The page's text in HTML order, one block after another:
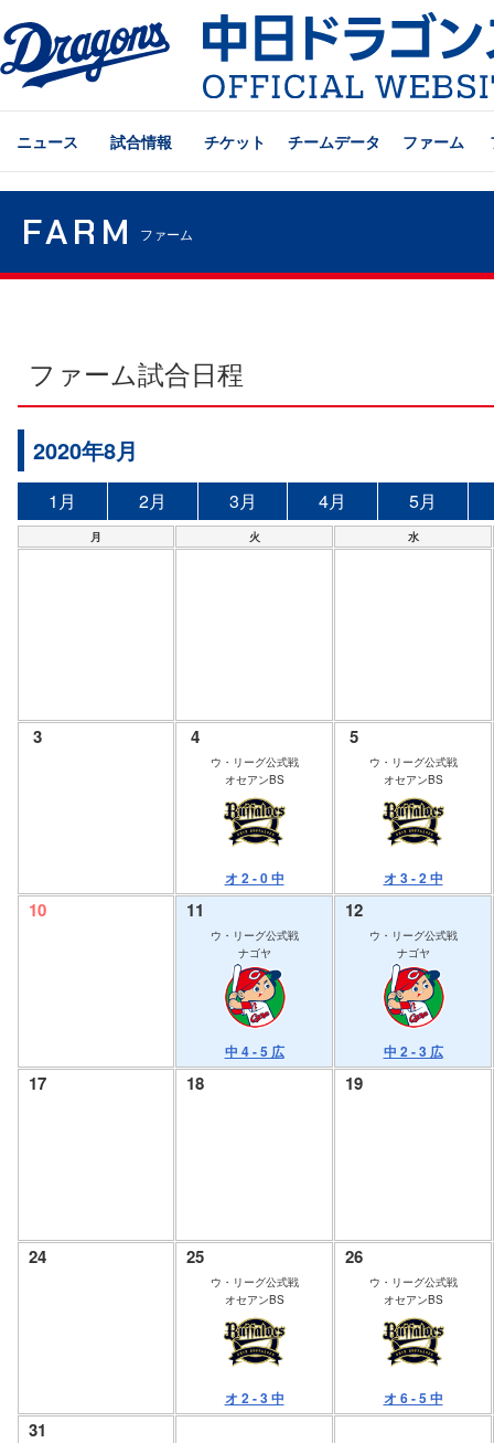
ニュース 試合情報 チケット チームデータ ファーム
FARM ファーム
ファーム試合日程
2020年8月
1月 2月 3月 4月 5月
月 火 水
3 4
ウ・リーグ公式戦
オセアンBS
オ 2 - 0 中
5
ウ・リーグ公式戦
オセアンBS
オ 3 - 2 中
10 11
ウ・リーグ公式戦
ナゴヤ
中 4 - 5 広
12
ウ・リーグ公式戦
ナゴヤ
中 2 - 3 広
17 18 19
24 25
ウ・リーグ公式戦
オセアンBS
オ 2 - 3 中
26
ウ・リーグ公式戦
オセアンBS
オ 6 - 5 中
31